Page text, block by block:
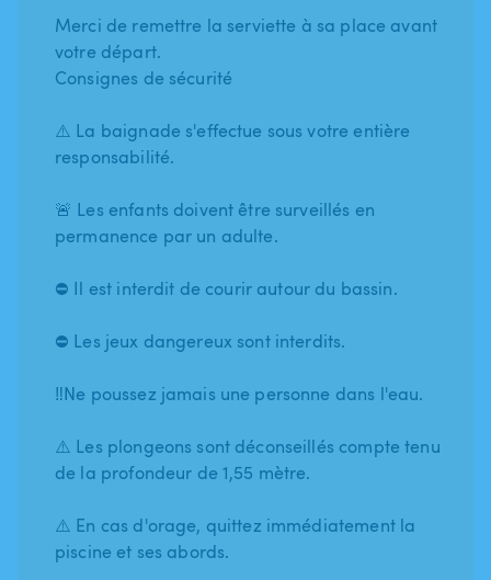
Merci de remettre la serviette à sa place avant
votre départ.
Consignes de sécurité
⚠️ La baignade s'effectue sous votre entière
responsabilité.
🚨 Les enfants doivent être surveillés en
permanence par un adulte.
⛔️ Il est interdit de courir autour du bassin.
⛔️ Les jeux dangereux sont interdits.
‼️Ne poussez jamais une personne dans l'eau.
⚠️ Les plongeons sont déconseillés compte tenu
de la profondeur de 1,55 mètre.
⚠️ En cas d'orage, quittez immédiatement la
piscine et ses abords.